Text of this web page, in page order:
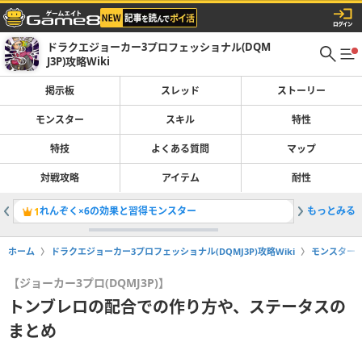
ドラクエジョーカー3プロフェッショナル(DQM
J3P)攻略Wiki
掲示板 スレッド ストーリー
モンスター スキル 特性
特技 よくある質問 マップ
対戦攻略 アイテム 耐性
1れんぞく×6の効果と習得モンスター 2大魔王
もっとみる
ホーム ドラクエジョーカー3プロフェッショナル(DQMJ3P)攻略Wiki モンスター
【ジョーカー3プロ(DQMJ3P)】
トンブレロの配合での作り方や、ステータスの
まとめ